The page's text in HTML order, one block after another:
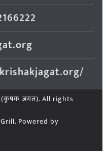
(कृषक जगत). All rights
Powered by